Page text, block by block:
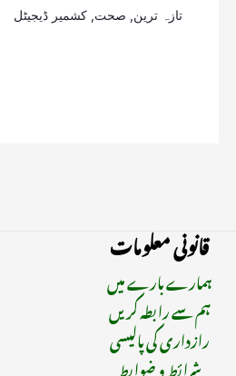
تازہ ترین صحت کشمیر ڈیجیٹل
قانونی معلومات
ہمارے بارے میں
ہم سے رابطہ کریں
رازداری کی پالیسی
شرائط و ضوابط